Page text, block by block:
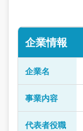
企業情報
企業名
事業内容
代表者役職